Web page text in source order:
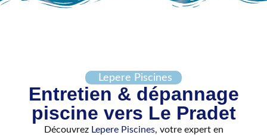
Lepere Piscines
Entretien & dépannage
piscine vers Le Pradet
Découvrez Lepere Piscines, votre expert en